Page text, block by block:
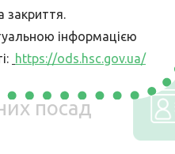
вакантних посад
посад
закриття.
інформацією
https://ods.hsc.gov.ua/